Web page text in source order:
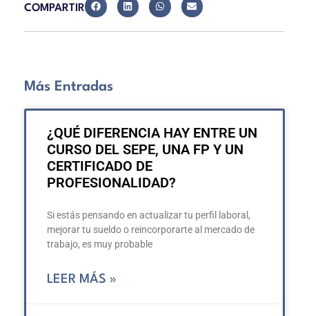
COMPARTIR
Más Entradas
¿QUÉ DIFERENCIA HAY ENTRE UN
CURSO DEL SEPE, UNA FP Y UN
CERTIFICADO DE
PROFESIONALIDAD?
Si estás pensando en actualizar tu perfil laboral,
mejorar tu sueldo o reincorporarte al mercado de
trabajo, es muy probable
LEER MÁS »